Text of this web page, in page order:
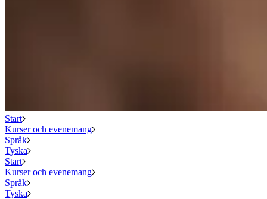
Start
Kurser och evenemang
Språk
Tyska
Start
Kurser och evenemang
Språk
Tyska